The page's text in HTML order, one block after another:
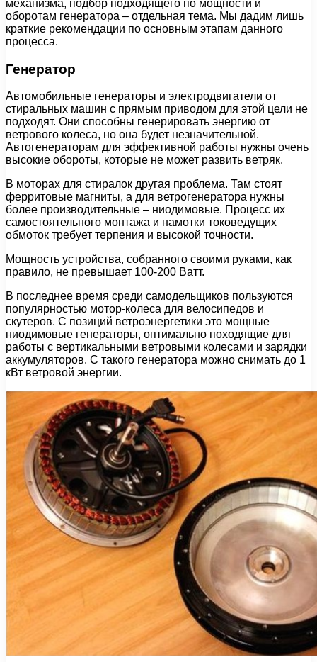
механизма, подбор подходящего по мощности и
оборотам генератора – отдельная тема. Мы дадим лишь
краткие рекомендации по основным этапам данного
процесса.
Генератор
Автомобильные генераторы и электродвигатели от
стиральных машин с прямым приводом для этой цели не
подходят. Они способны генерировать энергию от
ветрового колеса, но она будет незначительной.
Автогенераторам для эффективной работы нужны очень
высокие обороты, которые не может развить ветряк.
В моторах для стиралок другая проблема. Там стоят
ферритовые магниты, а для ветрогенератора нужны
более производительные – ниодимовые. Процесс их
самостоятельного монтажа и намотки токоведущих
обмоток требует терпения и высокой точности.
Мощность устройства, собранного своими руками, как
правило, не превышает 100-200 Ватт.
В последнее время среди самодельщиков пользуются
популярностью мотор-колеса для велосипедов и
скутеров. С позиций ветроэнергетики это мощные
ниодимовые генераторы, оптимально походящие для
работы с вертикальными ветровыми колесами и зарядки
аккумуляторов. С такого генератора можно снимать до 1
кВт ветровой энергии.